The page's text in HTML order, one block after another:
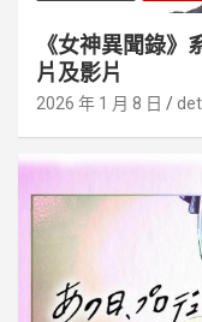
《女神異聞錄》
片及影片
2026 年 1 月 8 日